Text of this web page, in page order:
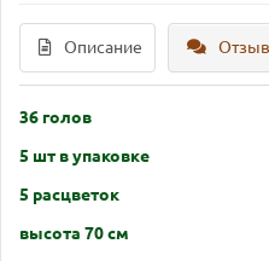
Описание
36 голов
5 шт в упаковке
5 расцветок
высота 70 см